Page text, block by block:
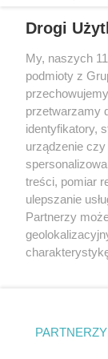
Redakcja
Drogi
My, naszych
podmioty z
przetwarzamy
identyfikatory,
urządzenie
treści, pomiar
ulepszanie
Partnerzy
zmienić/
znajdujący
PARTNERZY